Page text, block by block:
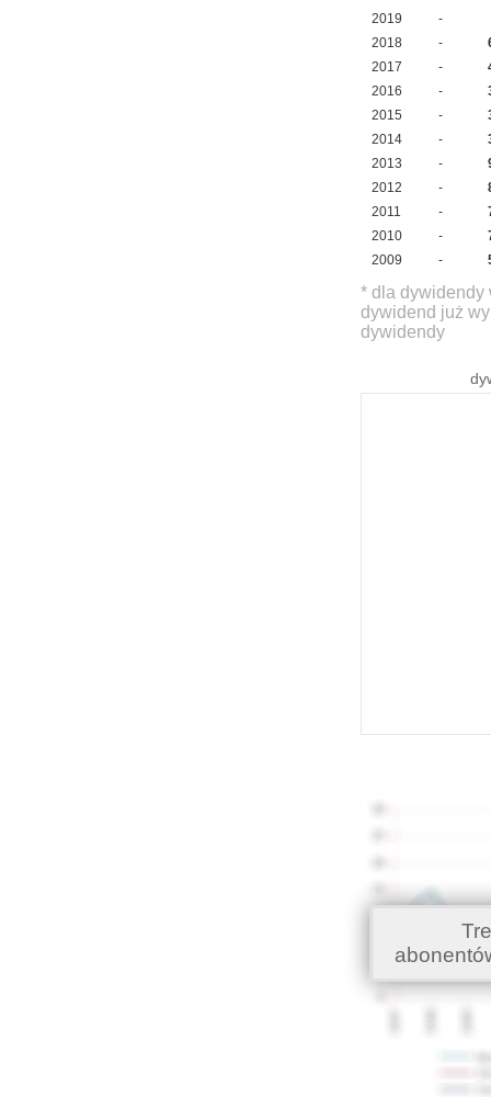
2019
-
2018
-
2017
-
2016
-
2015
-
2014
-
2013
-
2012
-
2011
-
2010
-
2009
-
* dla dywidendy
dywidend już
dywidendy